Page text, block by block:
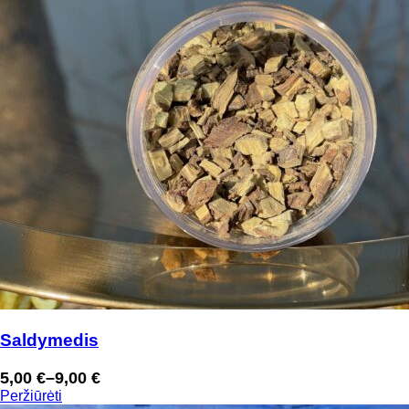
Saldymedis
5,00 €–9,00 €
Price
Peržiūrėti